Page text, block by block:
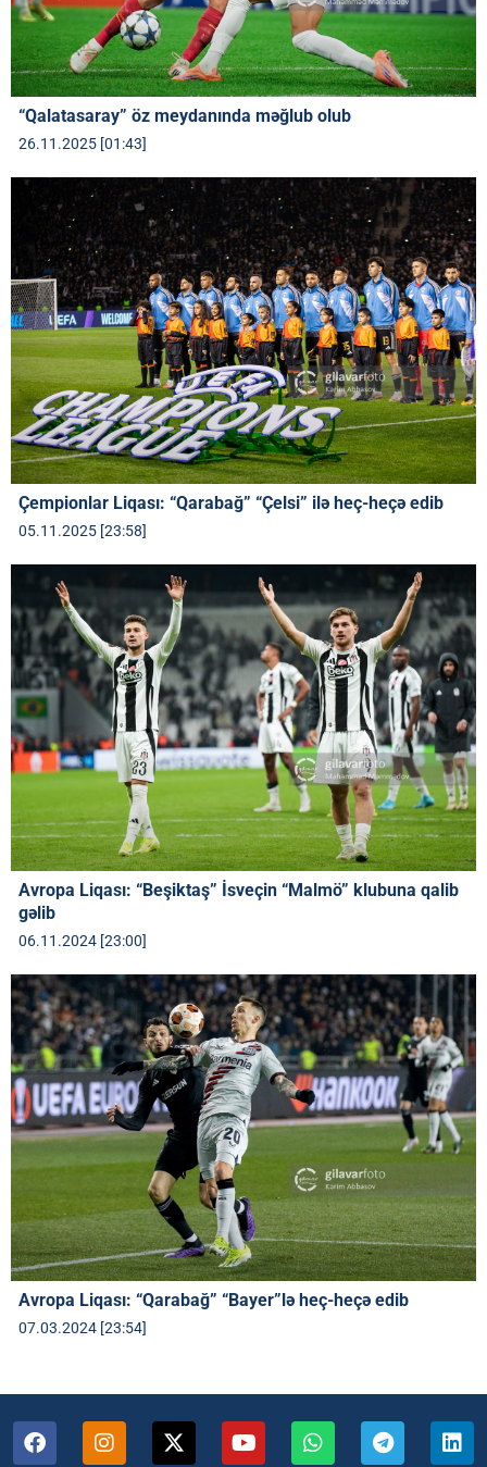
“Qalatasaray” öz meydanında məğlub olub
26.11.2025 [01:43]
Çempionlar Liqası: “Qarabağ” “Çelsi” ilə heç-heçə edib
05.11.2025 [23:58]
Avropa Liqası: “Beşiktaş” İsveçin “Malmö” klubuna qalib
gəlib
06.11.2024 [23:00]
Avropa Liqası: “Qarabağ” “Bayer”lə heç-heçə edib
07.03.2024 [23:54]